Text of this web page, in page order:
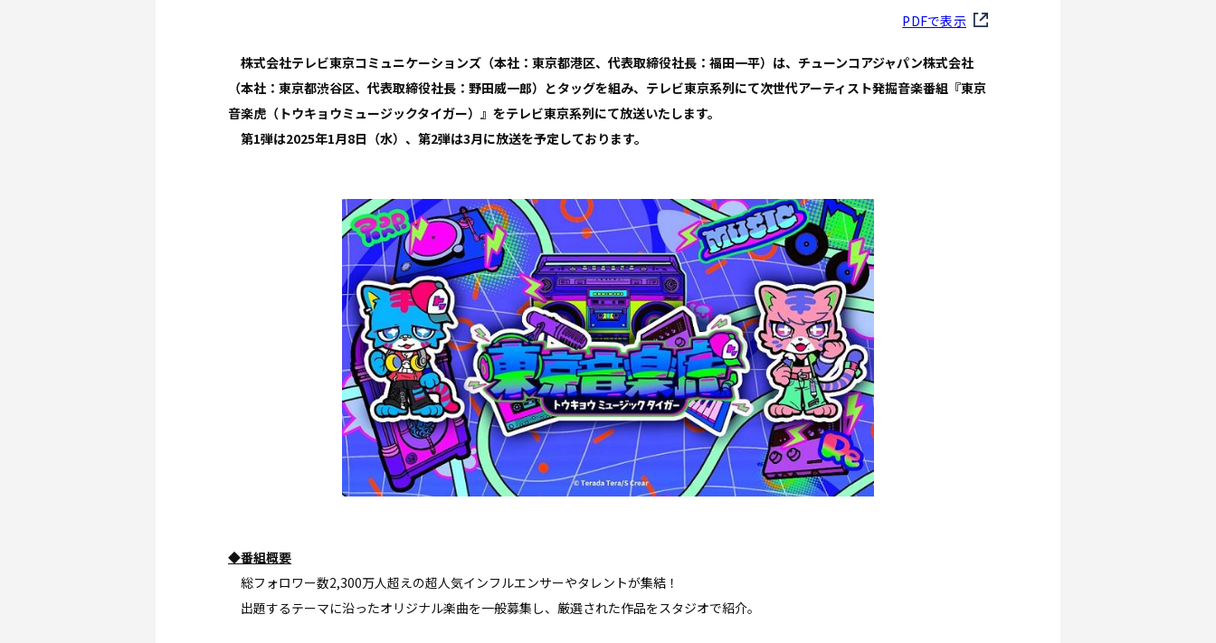
PDFで表示
株式会社テレビ東京コミュニケーションズ（本社：東京都港区、代表取締役社長：福田一平）は、チューンコアジャパン株式会社
（本社：東京都渋谷区、代表取締役社長：野田威一郎）とタッグを組み、テレビ東京系列にて次世代アーティスト発掘音楽番組『東京
音楽虎（トウキョウミュージックタイガー）』をテレビ東京系列にて放送いたします。
第1弾は2025年1月8日（水）、第2弾は3月に放送を予定しております。
◆番組概要
総フォロワー数2,300万人超えの超人気インフルエンサーやタレントが集結！
出題するテーマに沿ったオリジナル楽曲を一般募集し、厳選された作品をスタジオで紹介。